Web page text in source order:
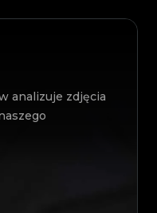
analizuje zdjęcia